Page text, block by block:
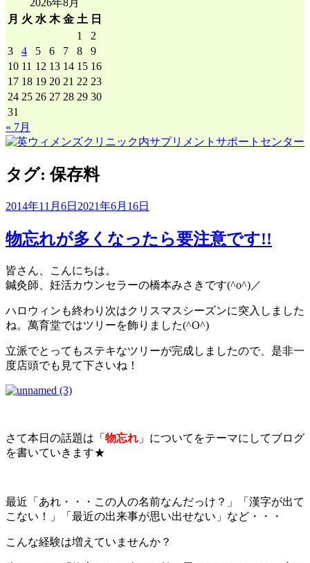
2026年8月
月 火 水 木 金 土 日
1
2
3
4 5 6 7 8
9
10 11 12 13 14 15 16
17 18 19 20 21 22 23
24 25 26 27 28 29 30
31
« 7月
タグ:保存料
2014年11月6日 2021年6月16日
物忘れが多くなったら要注意です!!
皆さん、こんにちは。
鍼灸師、妊活カウンセラーの橋本みさきです(^o^)／
ハロウィンも終わり次はクリスマスシーズンに突入しました
ね。萬育堂ではツリーを飾りました(^O^)
立派でとってもステキなツリーが完成しましたので、是非一
度店頭でも見て下さいね！
さて本日の話題は「 物忘れ 」についてをテーマにしてブログ
を書いていきます★
最近「あれ・・・この人の名前なんだっけ？」「漢字が出て
こない！」「最近の出来事が思い出せない」など・・・
こんな経験は増えていませんか？